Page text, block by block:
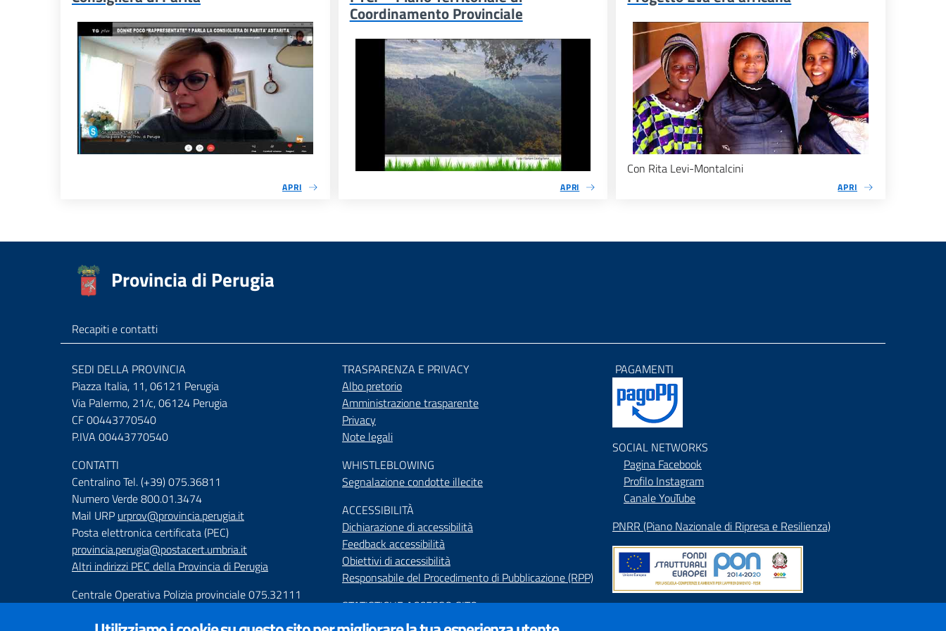
APRI
Coordinamento Provinciale
APRI
Con Rita Levi-Montalcini
APRI
Provincia di Perugia
Recapiti e contatti
SEDI DELLA PROVINCIA
Piazza Italia, 11, 06121 Perugia
Via Palermo, 21/c, 06124 Perugia
CF 00443770540
P.IVA 00443770540
CONTATTI
Centralino Tel. (+39) 075.36811
Numero Verde 800.01.3474
Mail URP urprov@provincia.perugia.it
Posta elettronica certificata (PEC)
provincia.perugia@postacert.umbria.it
Altri indirizzi PEC della Provincia di Perugia
Centrale Operativa Polizia provinciale 075.32111
Emergenza Stradale 335.6425246
TRASPARENZA E PRIVACY
Albo pretorio
Amministrazione trasparente
Privacy
Note legali
WHISTLEBLOWING
Segnalazione condotte illecite
ACCESSIBILITÀ
Dichiarazione di accessibilità
Feedback accessibilità
Obiettivi di accessibilità
Responsabile del Procedimento di Pubblicazione (RPP)
STATISTICHE ACCESSO SITO
PAGAMENTI
SOCIAL NETWORKS
Pagina Facebook
Profilo Instagram
Canale YouTube
PNRR (Piano Nazionale di Ripresa e Resilienza)